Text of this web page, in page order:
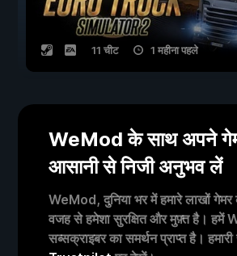
11 चीट 1 महीना पहले
WeMod के साथ अपने
आसानी से निजी अनुभव लें
WeMod, दुनिया भर में हमारे लाखों
वजह से हमेशा सुरक्षित और मुफ़्त है। हमें
सब्सक्राइबर का समर्थन प्राप्त है। हमारी